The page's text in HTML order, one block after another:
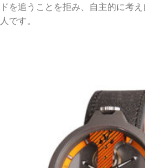
ドを追うことを拒み、自主的に考
人です。